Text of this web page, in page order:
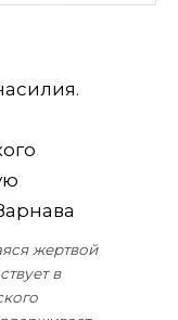
жертвой
в